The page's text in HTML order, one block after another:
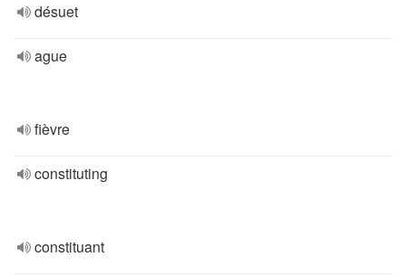
désuet
ague
fièvre
constituting
constituant